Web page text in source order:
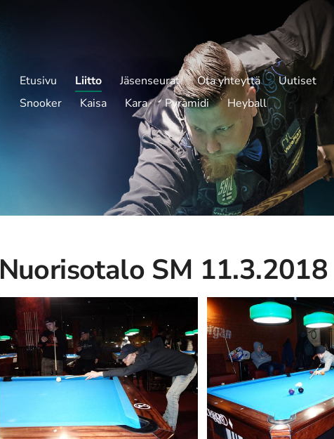
Etusivu Liitto Jäsenseurat Ota yhteyttä Uutiset
Snooker
Kaisa Kara Pyramidi Heyball
Nuorisotalo SM 11.3.2018